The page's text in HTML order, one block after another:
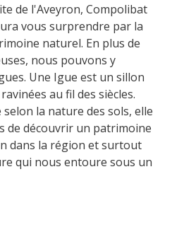
de l'Aveyron, Compolibat
vous surprendre par la
naturel. En plus de
nous pouvons y
Une Igue est un sillon
au fil des siècles.
la nature des sols, elle
de découvrir un patrimoine
dans la région et surtout
qui nous entoure sous un